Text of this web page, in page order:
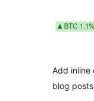
Add
blog